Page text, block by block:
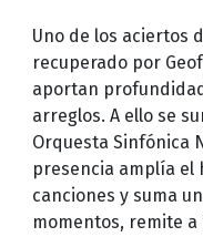
Uno de los aciertos
recuperado por
aportan
arreglos. A ello se
Orquesta Sinfónica
presencia amplía el
canciones y suma
momentos, remite